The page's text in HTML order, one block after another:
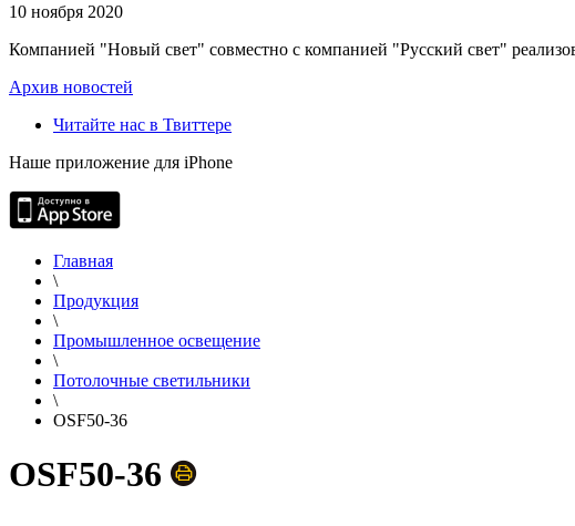
10 ноября 2020
Компанией "Новый свет" совместно с компанией "Русский свет"
Архив новостей
Читайте нас в Твиттере
Наше приложение для iPhone
Главная
\
Продукция
\
Промышленное освещение
\
Потолочные светильники
\
OSF50-36
OSF50-36